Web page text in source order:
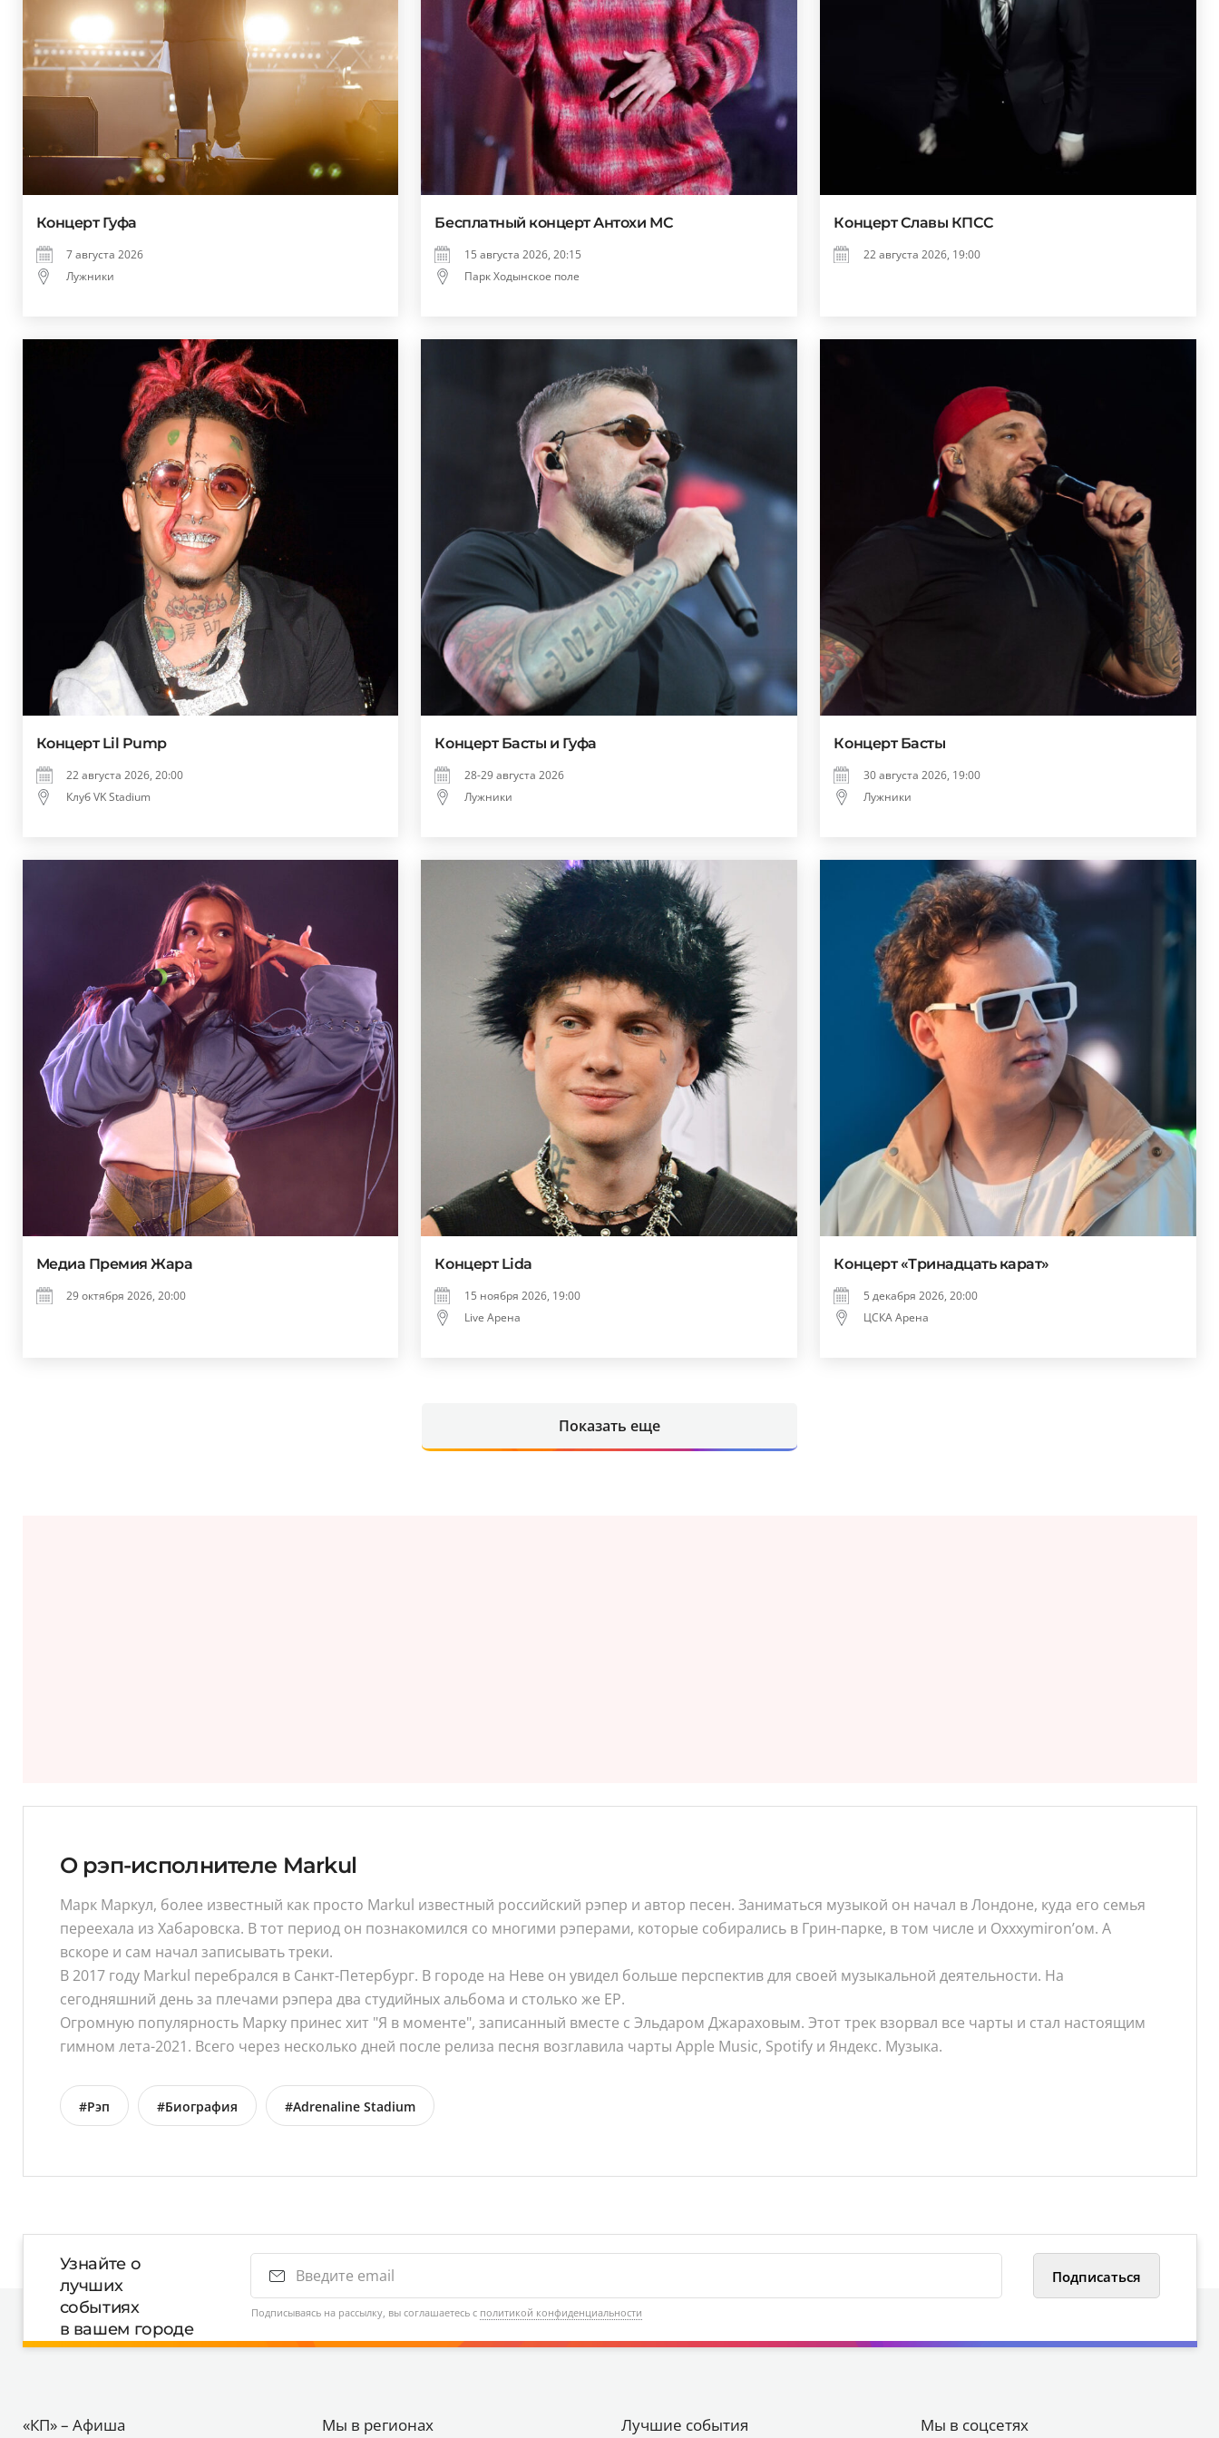
Концерт Гуфа
7 августа 2026
Лужники
Бесплатный концерт Антохи МС
15 августа 2026, 20:15
Парк Ходынское поле
Концерт Славы КПСС
22 августа 2026, 19:00
Концерт Lil Pump
22 августа 2026, 20:00
Клуб VK Stadium
Концерт Басты и Гуфа
28-29 августа 2026
Лужники
Концерт Басты
30 августа 2026, 19:00
Лужники
Медиа Премия Жара
29 октября 2026, 20:00
Концерт Lida
15 ноября 2026, 19:00
Live Арена
Концерт «Тринадцать карат»
5 декабря 2026, 20:00
ЦСКА Арена
Показать еще
О рэп-исполнителе Markul
Марк Маркул, более известный как просто Markul известный российский рэпер и автор песен. Заниматься музыкой он начал в Лондоне, куда его семья
переехала из Хабаровска. В тот период он познакомился со многими рэперами, которые собирались в Грин-парке, в том числе и Oxxxymiron’ом. А
вскоре и сам начал записывать треки.
В 2017 году Markul перебрался в Санкт-Петербург. В городе на Неве он увидел больше перспектив для своей музыкальной деятельности. На
сегодняшний день за плечами рэпера два студийных альбома и столько же EP.
Огромную популярность Марку принес хит "Я в моменте", записанный вместе с Эльдаром Джараховым. Этот трек взорвал все чарты и стал настоящим
гимном лета-2021. Всего через несколько дней после релиза песня возглавила чарты Apple Music, Spotify и Яндекс. Музыка.
#Рэп #Биография #Adrenaline Stadium
Узнайте о
лучших
событиях
в вашем городе
Подписываясь на рассылку, вы соглашаетесь с политикой конфиденциальности
«КП» – Афиша Мы в регионах Лучшие события Мы в соцсетях